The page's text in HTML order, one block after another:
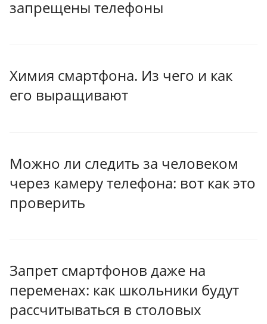
запрещены телефоны
Химия смартфона. Из чего и как
его выращивают
Можно ли следить за человеком
через камеру телефона: вот как это
проверить
Запрет смартфонов даже на
переменах: как школьники будут
рассчитываться в столовых